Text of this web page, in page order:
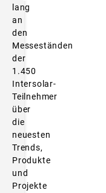
lang
an
den
Messeständen
der
1.450
Intersolar-
Teilnehmer
über
die
neuesten
Trends,
Produkte
und
Projekte